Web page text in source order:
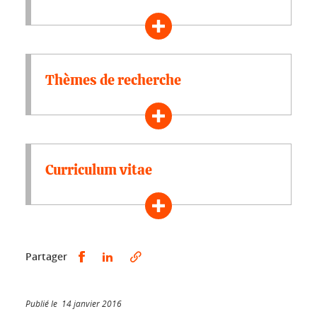
Thèmes de recherche
Curriculum vitae
Partager Partager sur Facebook
Partager sur LinkedIn
Publié le 14 janvier 2016